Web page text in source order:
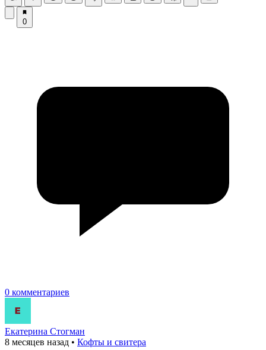
0
0 комментариев
Екатерина Стогман
8 месяцев назад • Кофты и свитера